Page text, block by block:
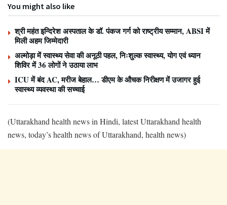
You might also like
श्री महंत इन्दिरेश अस्पताल के डॉ. पंकज गर्ग को राष्ट्रीय सम्मान, ABSI में
मिली अहम जिम्मेदारी
अल्मोड़ा में स्वास्थ्य सेवा की अनूठी पहल, निःशुल्क स्वास्थ्य, योग एवं ध्यान
शिविर में 36 लोगों ने उठाया लाभ
ICU में बंद AC, मरीज बेहाल… डीएम के औचक निरीक्षण में उजागर हुई
स्वास्थ्य व्यवस्था की सच्चाई
(Uttarakhand health news in Hindi, latest Uttarakhand health
news, today’s health news of Uttarakhand, health news)